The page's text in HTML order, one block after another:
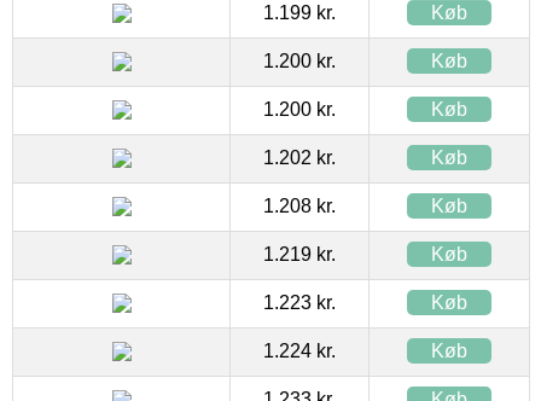
1.199 kr. Køb
1.200 kr. Køb
1.200 kr. Køb
1.202 kr. Køb
1.208 kr. Køb
1.219 kr. Køb
1.223 kr. Køb
1.224 kr. Køb